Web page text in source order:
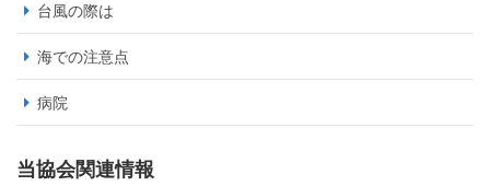
台風の際は
海での注意点
病院
当協会関連情報